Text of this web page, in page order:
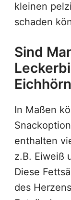
kleinen
schaden
Sind
In Maßen
enthalten
z.B. Eiweiß
Diese
des